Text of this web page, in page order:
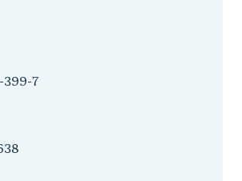
399-7